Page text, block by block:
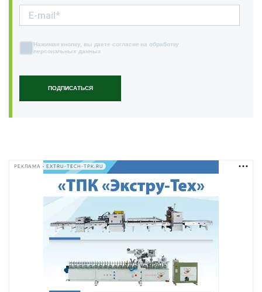
ПОДПИСАТЬСЯ
Нажимая кнопку, вы даете согласие на обработку
персональных данных
РЕКЛАМА • EXTRU-TECH-TPK.RU